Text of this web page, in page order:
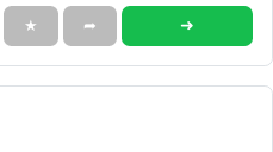
★ ➦ ➜